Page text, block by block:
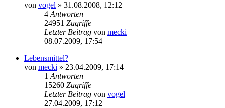
von vogel » 31.08.2008, 12:12
4 Antworten
24951 Zugriffe
Letzter Beitrag von mecki
08.07.2009, 17:54
Lebensmittel?
von mecki » 23.04.2009, 17:14
1 Antworten
15260 Zugriffe
Letzter Beitrag von vogel
27.04.2009, 17:12